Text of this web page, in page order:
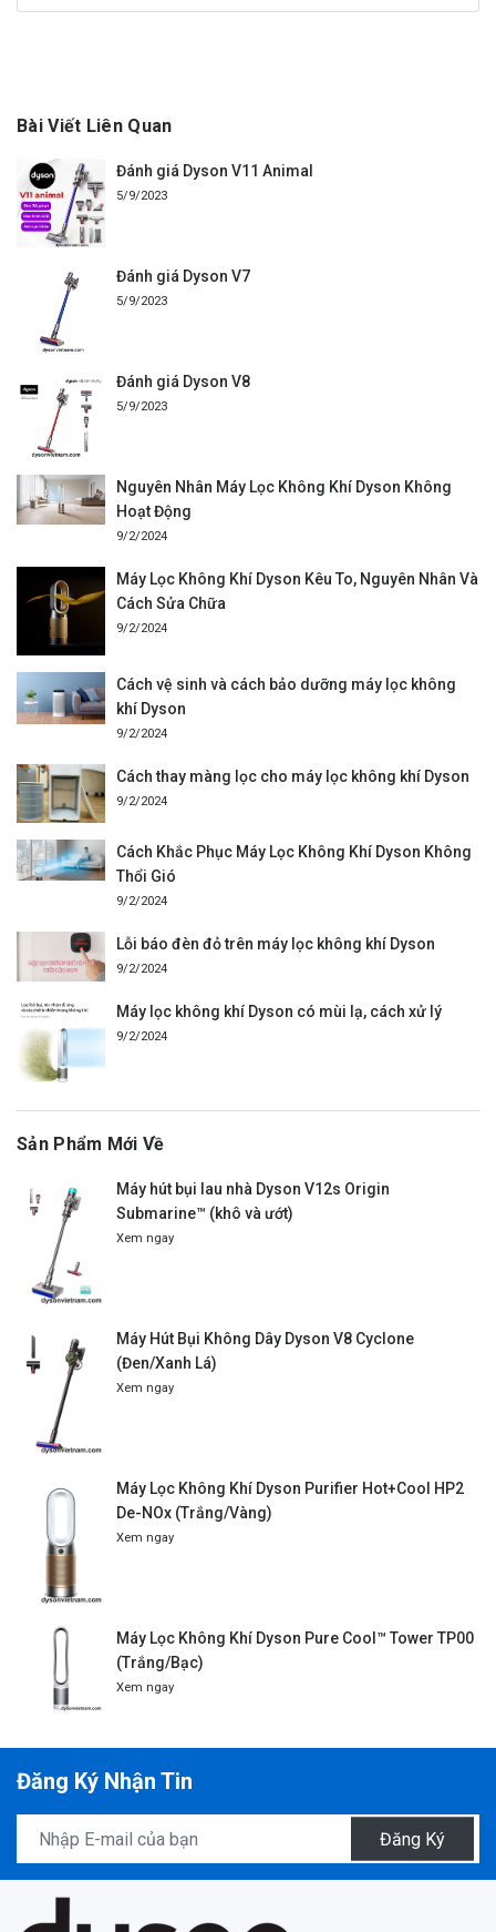
Bài Viết Liên Quan
Đánh giá Dyson V11 Animal
5/9/2023
Đánh giá Dyson V7
5/9/2023
Đánh giá Dyson V8
5/9/2023
Nguyên Nhân Máy Lọc Không Khí Dyson Không
Hoạt Động
9/2/2024
Máy Lọc Không Khí Dyson Kêu To, Nguyên Nhân Và
Cách Sửa Chữa
9/2/2024
Cách vệ sinh và cách bảo dưỡng máy lọc không
khí Dyson
9/2/2024
Cách thay màng lọc cho máy lọc không khí Dyson
9/2/2024
Cách Khắc Phục Máy Lọc Không Khí Dyson Không
Thổi Gió
9/2/2024
Lỗi báo đèn đỏ trên máy lọc không khí Dyson
9/2/2024
Máy lọc không khí Dyson có mùi lạ, cách xử lý
9/2/2024
Sản Phẩm Mới Về
Máy hút bụi lau nhà Dyson V12s Origin
Submarine™ (khô và ướt)
Xem ngay
Máy Hút Bụi Không Dây Dyson V8 Cyclone
(Đen/Xanh Lá)
Xem ngay
Máy Lọc Không Khí Dyson Purifier Hot+Cool HP2
De-NOx (Trắng/Vàng)
Xem ngay
Máy Lọc Không Khí Dyson Pure Cool™ Tower TP00
(Trắng/Bạc)
Xem ngay
Đăng Ký Nhận Tin
Đăng Ký